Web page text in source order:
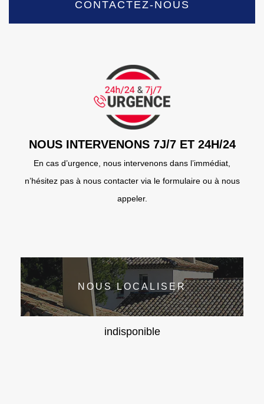
CONTACTEZ-NOUS
NOUS INTERVENONS 7J/7 ET 24H/24
En cas d’urgence, nous intervenons dans l’immédiat,
n’hésitez pas à nous contacter via le formulaire ou à nous
appeler.
NOUS LOCALISER
indisponible